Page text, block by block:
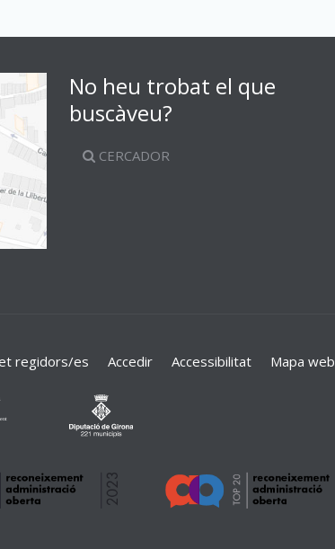
No heu trobat el que
buscàveu?
CERCADOR
regidors/es Accedir Accessibilitat Mapa web